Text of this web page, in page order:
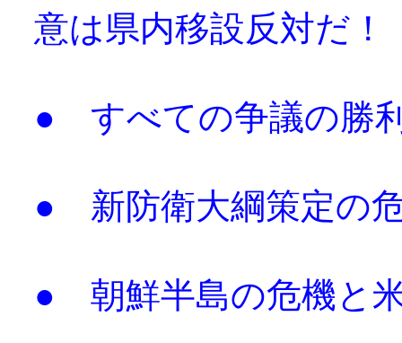
意は県内移設反対だ！
● すべての争議の
● 新防衛大綱策定の
● 朝鮮半島の危機と